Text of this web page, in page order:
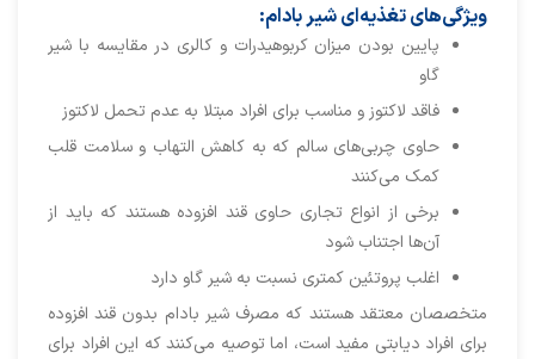
ویژگی‌های تغذیه‌ای شیر بادام:
پایین بودن میزان کربوهیدرات و کالری در مقایسه با شیر
گاو
فاقد لاکتوز و مناسب برای افراد مبتلا به عدم تحمل لاکتوز
حاوی چربی‌های سالم که به کاهش التهاب و سلامت قلب
کمک می‌کنند
برخی از انواع تجاری حاوی قند افزوده هستند که باید از
آن‌ها اجتناب شود
اغلب پروتئین کمتری نسبت به شیر گاو دارد
متخصصان معتقد هستند که مصرف شیر بادام بدون قند افزوده
برای افراد دیابتی مفید است، اما توصیه می‌کنند که این افراد برای